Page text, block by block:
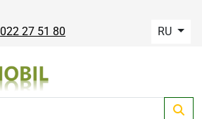
022 27 51 80 RU